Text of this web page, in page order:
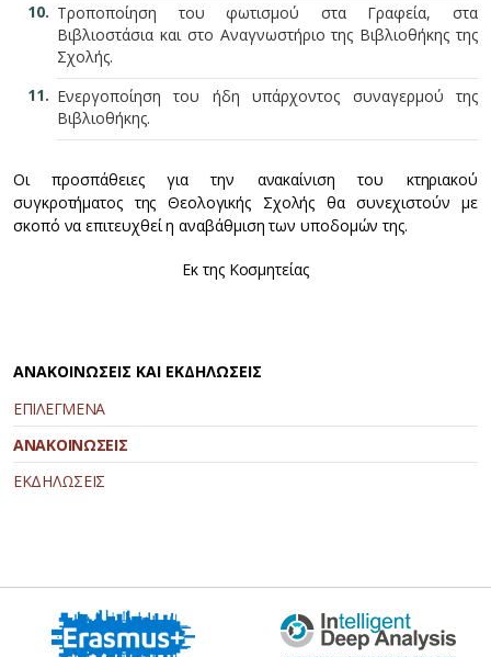
Τροποποίηση του φωτισμού στα Γραφεία, στα
Βιβλιοστάσια και στο Αναγνωστήριο της Βιβλιοθήκης της
Σχολής.
Ενεργοποίηση του ήδη υπάρχοντος συναγερμού της
Βιβλιοθήκης.
Οι προσπάθειες για την ανακαίνιση του κτηριακού
συγκροτήματος της Θεολογικής Σχολής θα συνεχιστούν με
σκοπό να επιτευχθεί η αναβάθμιση των υποδομών της.
Εκ της Κοσμητείας
ΑΝΑΚΟΙΝΩΣΕΙΣ ΚΑΙ ΕΚΔΗΛΩΣΕΙΣ
ΕΠΙΛΕΓΜΕΝΑ
ΑΝΑΚΟΙΝΩΣΕΙΣ
ΕΚΔΗΛΩΣΕΙΣ